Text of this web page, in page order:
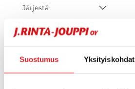
Suostumus Yksityiskohdat
Järjestä
Hups, ei tuloksia!